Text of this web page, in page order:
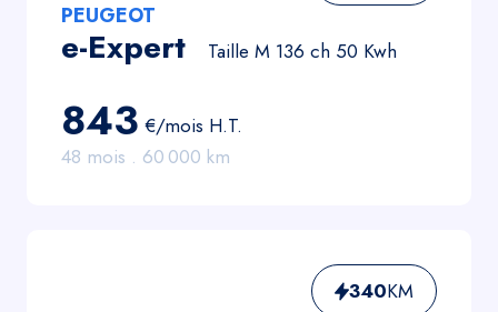
PEUGEOT
e-Expert Taille M 136 ch 50 Kwh
843 €/mois H.T.
48 mois . 60 000 km
340KM